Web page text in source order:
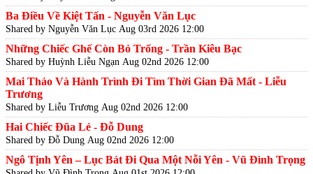
Ba Điều Về Kiệt Tấn - Nguyễn Văn Lục
Shared by Nguyễn Văn Lục Aug 03rd 2026 12:00
Những Chiếc Ghế Còn Bỏ Trống - Trần Kiêu Bạc
Shared by Huỳnh Liễu Ngạn Aug 02nd 2026 12:00
Mai Thảo Và Hành Trình Đi Tìm Thời Gian Đã Mất - Liễu
Trương
Shared by Liễu Trương Aug 02nd 2026 12:00
Hai Chiếc Đũa Lẻ - Đỗ Dung
Shared by Đỗ Dung Aug 02nd 2026 12:00
Ngô Tịnh Yên – Lục Bát Đi Qua Một Nỗi Yên - Vũ Đình Trọng